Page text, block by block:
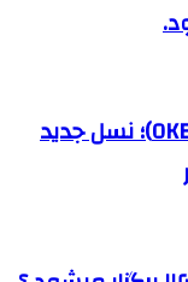
معرفی کرکره فولادی اوکر (OKER)؛ نسل جدید